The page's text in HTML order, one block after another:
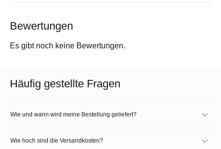
Bewertungen
Es gibt noch keine Bewertungen.
Häufig gestellte Fragen
Wie und wann wird meine Bestellung geliefert?
Wie hoch sind die Versandkosten?